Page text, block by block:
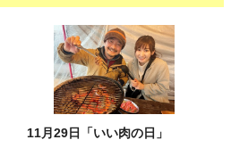
11月29日「いい肉の日」